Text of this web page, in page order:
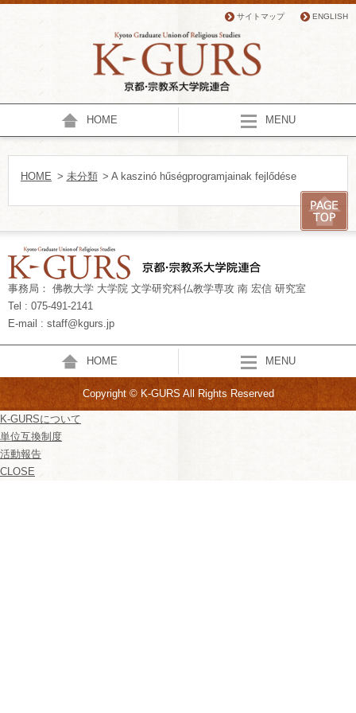
サイトマップ ENGLISH
HOME MENU
HOME > 未分類 > A kaszinó hűségprogramjainak fejlődése
事務局： 佛教大学 大学院 文学研究科仏教学専攻 南 宏信 研究室
Tel : 075-491-2141
E-mail : staff@kgurs.jp
HOME MENU
Copyright © K-GURS All Rights Reserved
K-GURSについて
単位互換制度
活動報告
CLOSE